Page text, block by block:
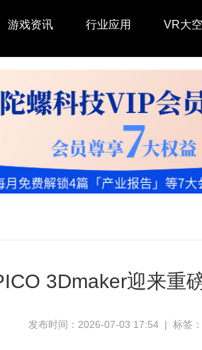
游戏资讯 行业应用 VR大
3Dmaker迎来重
发布时间：2026-07-03 17:54 | 标签：